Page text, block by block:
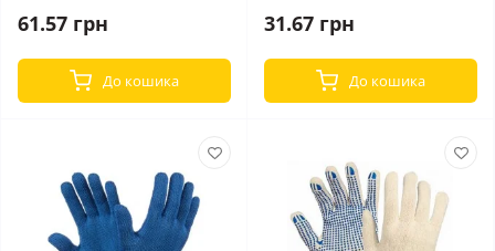
61.57 грн
До кошика
31.67 грн
До кошика